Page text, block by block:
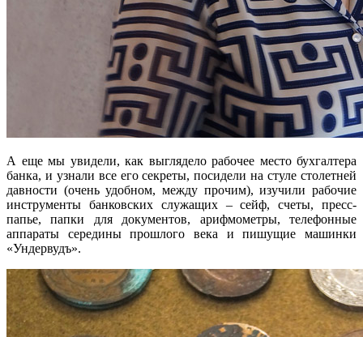
А еще мы увидели, как выглядело рабочее место бухгалтера
банка, и узнали все его секреты, посидели на стуле столетней
давности (очень удобном, между прочим), изучили рабочие
инструменты банковских служащих – сейф, счеты, пресс-
папье, папки для документов, арифмометры, телефонные
аппараты середины прошлого века и пишущие машинки
«Ундервудъ».